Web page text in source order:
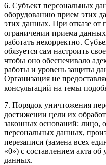
6. Субъект персональных
оборудованию прием этих
этих данных. При отказе от
ограничении приема
работать некорректно.
обязуется сам настроить
чтобы оно обеспечивало
работы и уровень защиты
Организация не
консультаций на темы
7. Порядок уничтожения
достижении цели их
законных оснований: лицо,
персональных данных,
перезаписи (замена всех
«0») с составлением акта
данных.